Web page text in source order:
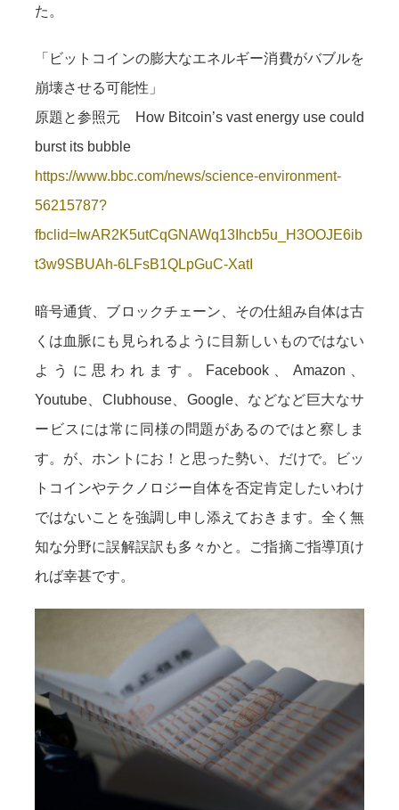
た。
「ビットコインの膨大なエネルギー消費がバブルを
崩壊させる可能性」
原題と参照元 How Bitcoin’s vast energy use could
burst its bubble
https://www.bbc.com/news/science-environment-
56215787?
fbclid=IwAR2K5utCqGNAWq13Ihcb5u_H3OOJE6ib
t3w9SBUAh-6LFsB1QLpGuC-XatI
暗号通貨、ブロックチェーン、その仕組み自体は古
くは血脈にも見られるように目新しいものではない
ように思われます。Facebook、Amazon、
Youtube、Clubhouse、Google、などなど巨大なサ
ービスには常に同様の問題があるのではと察しま
す。が、ホントにお！と思った勢い、だけで。ビッ
トコインやテクノロジー自体を否定肯定したいわけ
ではないことを強調し申し添えておきます。全く無
知な分野に誤解誤訳も多々かと。ご指摘ご指導頂け
れば幸甚です。